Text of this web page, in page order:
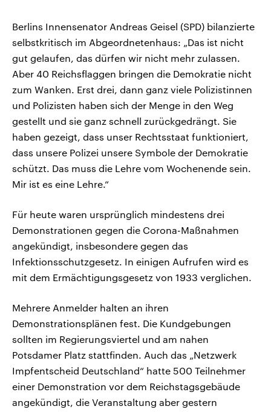
Berlins Innensenator Andreas Geisel (SPD) bilanzierte
selbstkritisch im Abgeordnetenhaus: „Das ist nicht
gut gelaufen, das dürfen wir nicht mehr zulassen.
Aber 40 Reichsflaggen bringen die Demokratie nicht
zum Wanken. Erst drei, dann ganz viele Polizistinnen
und Polizisten haben sich der Menge in den Weg
gestellt und sie ganz schnell zurückgedrängt. Sie
haben gezeigt, dass unser Rechtsstaat funktioniert,
dass unsere Polizei unsere Symbole der Demokratie
schützt. Das muss die Lehre vom Wochenende sein.
Mir ist es eine Lehre.“
Für heute waren ursprünglich mindestens drei
Demonstrationen gegen die Corona-Maßnahmen
angekündigt, insbesondere gegen das
Infektionsschutzgesetz. In einigen Aufrufen wird es
mit dem Ermächtigungsgesetz von 1933 verglichen.
Mehrere Anmelder halten an ihren
Demonstrationsplänen fest. Die Kundgebungen
sollten im Regierungsviertel und am nahen
Potsdamer Platz stattfinden. Auch das „Netzwerk
Impfentscheid Deutschland“ hatte 500 Teilnehmer
einer Demonstration vor dem Reichstagsgebäude
angekündigt, die Veranstaltung aber gestern